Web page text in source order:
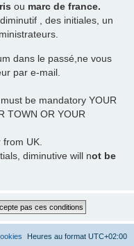
ou marc de france.
, des initiales, un
dans le passé,ne vous
par e-mail.
be mandatory YOUR
TOWN OR YOUR
UK.
diminutive will not be
Heures au format UTC+02:00